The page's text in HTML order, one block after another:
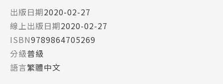
出版日期2020-02-27
線上出版日期2020-02-27
ISBN9789864705269
分級普級
語言繁體中文